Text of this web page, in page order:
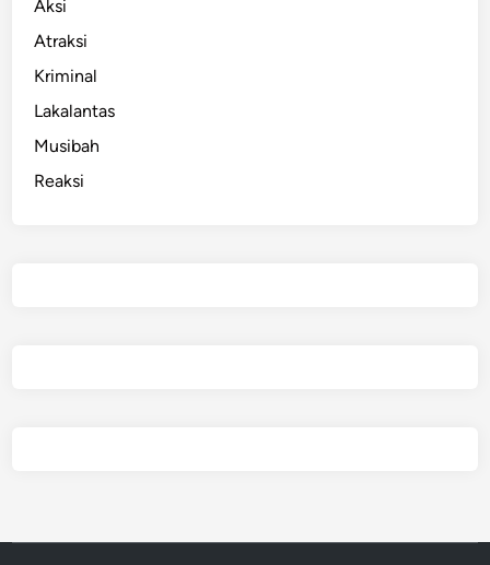
Aksi
Atraksi
Kriminal
Lakalantas
Musibah
Reaksi